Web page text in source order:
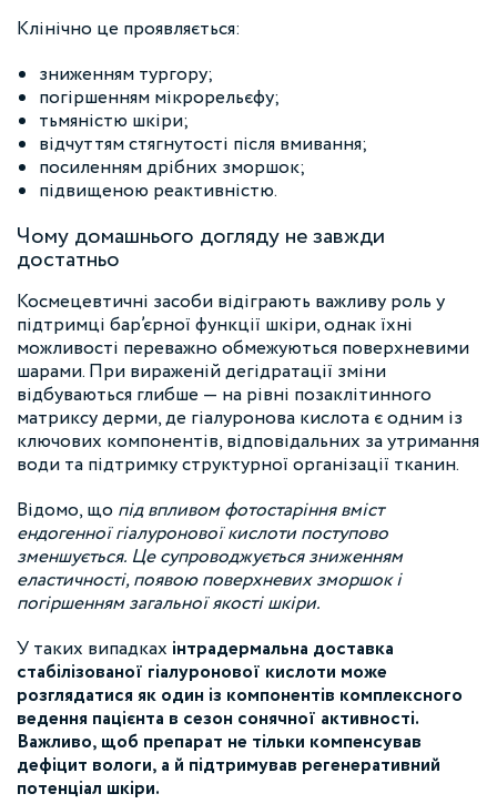
Клінічно це проявляється:
зниженням тургору;
погіршенням мікрорельєфу;
тьмяністю шкіри;
відчуттям стягнутості після вмивання;
посиленням дрібних зморшок;
підвищеною реактивністю.
Чому домашнього догляду не завжди
достатньо
Космецевтичні засоби відіграють важливу роль у
підтримці бар’єрної функції шкіри, однак їхні
можливості переважно обмежуються поверхневими
шарами. При вираженій дегідратації зміни
відбуваються глибше — на рівні позаклітинного
матриксу дерми, де гіалуронова кислота є одним із
ключових компонентів, відповідальних за утримання
води та підтримку структурної організації тканин.
Відомо, що під впливом фотостаріння вміст
ендогенної гіалуронової кислоти поступово
зменшується. Це супроводжується зниженням
еластичності, появою поверхневих зморшок і
погіршенням загальної якості шкіри.
У таких випадках інтрадермальна доставка
стабілізованої гіалуронової кислоти може
розглядатися як один із компонентів комплексного
ведення пацієнта в сезон сонячної активності.
Важливо, щоб препарат не тільки компенсував
дефіцит вологи, а й підтримував регенеративний
потенціал шкіри.